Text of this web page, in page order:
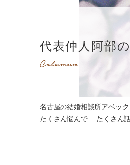
代表仲人阿部
名古屋の結婚相談所アベック
たくさん悩んで… たくさん